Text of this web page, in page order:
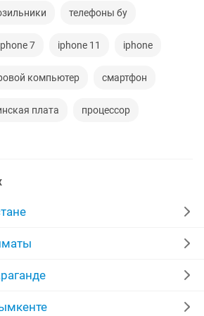
телефоны бу
7 iphone 11 iphone
компьютер смартфон
плата процессор
6